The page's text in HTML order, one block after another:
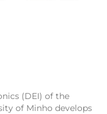
(DEI) of the
of Minho develops